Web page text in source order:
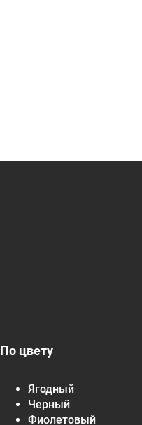
По цвету
Ягодный
Черный
Фиолетовый